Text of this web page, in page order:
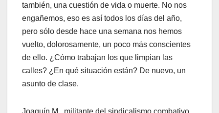
también, una cuestión de vida o muerte. No nos
engañemos, eso es así todos los días del año,
pero sólo desde hace una semana nos hemos
vuelto, dolorosamente, un poco más conscientes
de ello. ¿Cómo trabajan los que limpian las
calles? ¿En qué situación están? De nuevo, un
asunto de clase.
Joaquín M., militante del sindicalismo combativo